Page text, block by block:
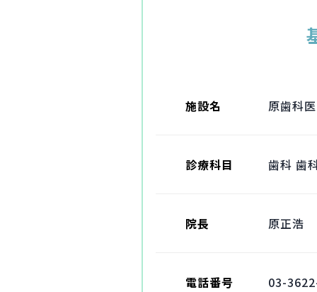
施設名 原歯科
診療科目 歯科 歯
院長 原正浩
電話番号 03-